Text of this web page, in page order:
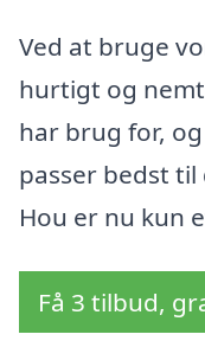
Ved at bruge
hurtigt og
har brug for,
passer bedst til
Hou er nu kun
Få 3 tilbud,